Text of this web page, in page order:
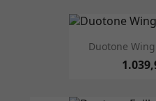
Duotone Wing